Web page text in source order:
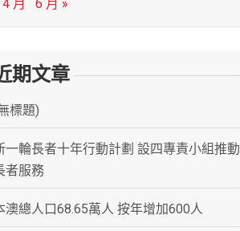
月
6 月 »
期文章
標題)
一輪長者十年行動計劃 設四專責小組推動
者服務
澳總人口68.65萬人 按年增加600人